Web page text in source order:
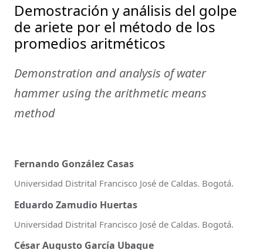
Demostración y análisis del golpe
de ariete por el método de los
promedios aritméticos
Demonstration and analysis of water
hammer using the arithmetic means
method
Fernando González Casas
Universidad Distrital Francisco José de Caldas. Bogotá.
Eduardo Zamudio Huertas
Universidad Distrital Francisco José de Caldas. Bogotá.
César Augusto García Ubaque